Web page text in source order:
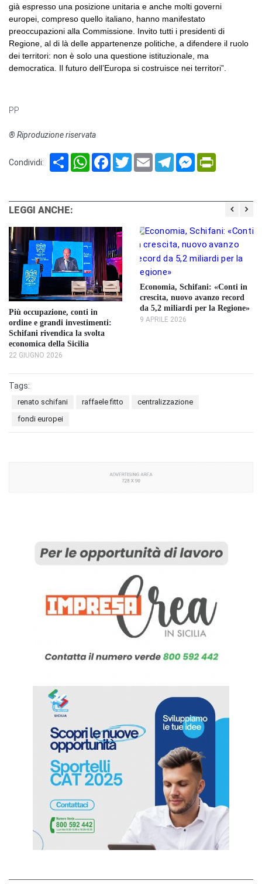
già espresso una posizione unitaria e anche molti governi
europei, compreso quello italiano, hanno manifestato
preoccupazioni alla Commissione. Invito tutti i presidenti di
Regione, al di là delle appartenenze politiche, a difendere il ruolo
dei territori: non è solo una questione istituzionale, ma
democratica. Il futuro dell’Europa si costruisce nei territori”.
PP
® Riproduzione riservata
Condividi: Share WhatsAppFacebook
TwitterEmail TelegramMessenger
LEGGI ANCHE:
Più occupazione, conti in
ordine e grandi investimenti:
Schifani rivendica la svolta
economica della Sicilia
22 GIUGNO 2026
Economia, Schifani: «Conti in
crescita, nuovo avanzo record
da 5,2 miliardi per la Regione»
9 APRILE 2026
Tags:
renato schifani raffaele fitto
centralizzazione
fondi europei